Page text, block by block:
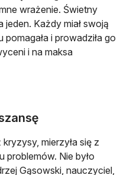
wrażenie. Świetny
jeden. Każdy miał swoją
i prowadziła go
i na maksa
mierzyła się z
problemów. Nie było
Gąsowski, nauczyciel,